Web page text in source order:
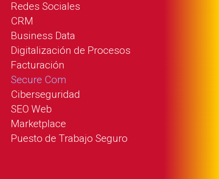
Redes Sociales
CRM
Business Data
Digitalización de Procesos
Facturación
Secure Com
Ciberseguridad
SEO Web
Marketplace
Puesto de Trabajo Seguro